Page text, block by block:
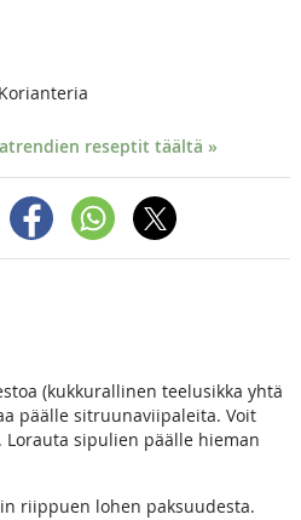
reseptit täältä »
(kukkurallinen teelusikka yhtä
päälle sitruunaviipaleita. Voit
Lorauta sipulien päälle hieman
riippuen lohen paksuudesta.